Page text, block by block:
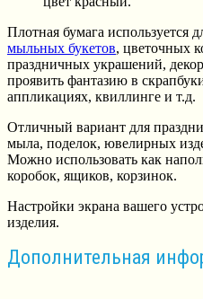
Плотная бумага используется
мыльных букетов, цветочных
праздничных украшений,
проявить фантазию в
аппликациях, квиллинге и т.д.
Отличный вариант для
мыла, поделок, ювелирных
Можно использовать как
коробок, ящиков, корзинок.
Настройки экрана вашего
изделия.
Дополнительная